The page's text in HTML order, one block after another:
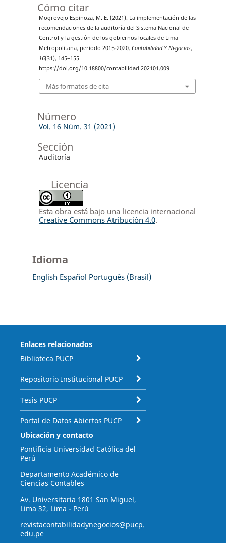
Cómo citar
Mogrovejo Espinoza, M. E. (2021). La implementación de las
recomendaciones de la auditoría del Sistema Nacional de
Control y la gestión de los gobiernos locales de Lima
Metropolitana, periodo 2015-2020. Contabilidad Y Negocios,
16(31), 145–155.
https://doi.org/10.18800/contabilidad.202101.009
Más formatos de cita
Número
Vol. 16 Núm. 31 (2021)
Sección
Auditoría
Licencia
Esta obra está bajo una licencia internacional
Creative Commons Atribución 4.0.
Idioma
English Español Português (Brasil)
Enlaces relacionados
Biblioteca PUCP
Repositorio Institucional PUCP
Tesis PUCP
Portal de Datos Abiertos PUCP
Ubicación y contacto
Pontificia Universidad Católica del
Perú
Departamento Académico de
Ciencias Contables
Av. Universitaria 1801 San Miguel,
Lima 32, Lima - Perú
revistacontabilidadynegocios@pucp.
edu.pe